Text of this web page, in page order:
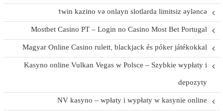
1win kazino və onlayn slotlarda limitsiz əyləncə
Mostbet Casino PT – Login no Casino Most Bet Portugal
Magyar Online Casino rulett, blackjack és póker játékokkal
Kasyno online Vulkan Vegas w Polsce – Szybkie wypłaty i
depozyty
NV kasyno – wpłaty i wypłaty w kasynie online